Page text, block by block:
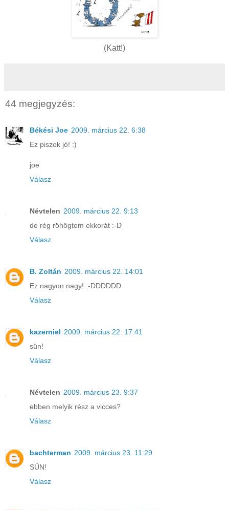
(Katt!)
44 megjegyzés:
Békési Joe 2009. március 22. 6:38
Ez piszok jó! :)
joe
Válasz
Névtelen 2009. március 22. 9:13
de rég röhögtem ekkorát :-D
Válasz
B. Zoltán 2009. március 22. 14:01
Ez nagyon nagy! :-DDDDDD
Válasz
kazerniel 2009. március 22. 17:41
sün!
Válasz
Névtelen 2009. március 23. 9:37
ebben melyik rész a vicces?
Válasz
bachterman 2009. március 23. 11:29
SÜN!
Válasz